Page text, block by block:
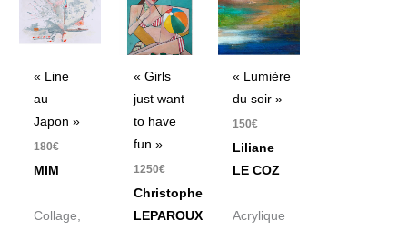
« Line
au
Japon »
180€
MIM
Collage,
« Girls
just want
to have
fun »
1250€
Christophe
LEPAROUX
« Lumière
du soir »
150€
Liliane
LE COZ
Acrylique